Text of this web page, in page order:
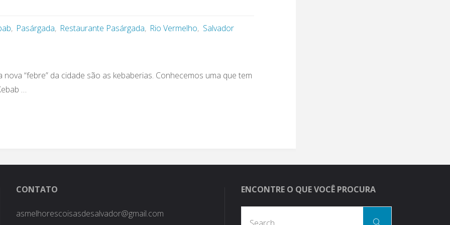
, Pasárgada, Restaurante Pasárgada, Rio Vermelho, Salvador
“febre” da cidade são as kebaberias. Conhecemos uma que tem
…
CONTATO
asmelhorescoisasdesalvador@gmail.com
ENCONTRE O QUE VOCÊ PROCURA
Search